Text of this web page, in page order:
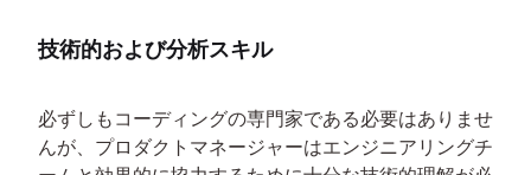
技術的および分析スキル
必ずしもコーディングの専門家である必要はありませ
んが、プロダクトマネージャーはエンジニアリングチ